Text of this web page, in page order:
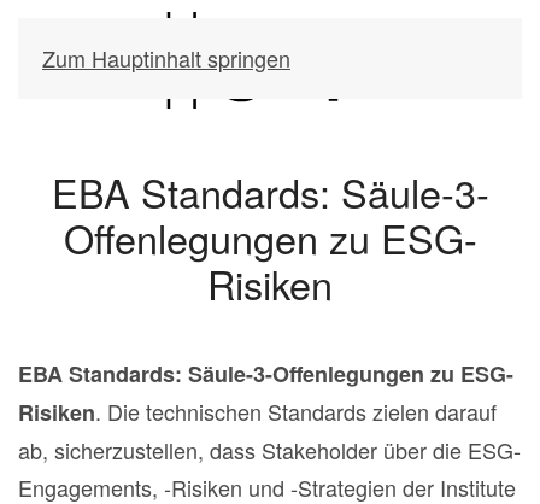
Zum Hauptinhalt springen
EBA Standards: Säule-3-
Offenlegungen zu ESG-
Risiken
EBA Standards: Säule-3-Offenlegungen zu ESG-
Risiken. Die technischen Standards zielen darauf
ab, sicherzustellen, dass Stakeholder über die ESG-
Engagements, -Risiken und -Strategien der Institute